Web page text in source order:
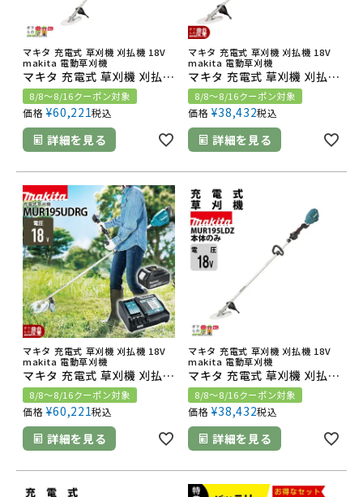
マキタ 充電式 草刈機 刈払機 18V
makita 電動草刈機
マキタ 充電式 草刈機 刈払機 18V MUR195WDRG 2グリップ バッテリ・充電器付 チップソー付
8/8～8/16クーポン対象
価格 ¥60,221税込
詳細を見る
マキタ 充電式 草刈機 刈払機 18V
makita 電動草刈機
マキタ 充電式 草刈機 刈払機 18V MUR195UDZ Uハンドル 本体のみ バッテリ・充電器別売 チップソー付
8/8～8/16クーポン対象
価格 ¥38,432税込
詳細を見る
マキタ 充電式 草刈機 刈払機 18V
makita 電動草刈機
マキタ 充電式 草刈機 刈払機 18V MUR195UDRG Uハンドル バッテリ・充電器付 makita チップソー付
8/8～8/16クーポン対象
価格 ¥60,221税込
詳細を見る
マキタ 充電式 草刈機 刈払機 18V
makita 電動草刈機
マキタ 充電式 草刈機 刈払機 18V MUR195LDZ ループハンドル 本体のみ バッテリ・充電器別売 チップソー付
8/8～8/16クーポン対象
価格 ¥38,432税込
詳細を見る